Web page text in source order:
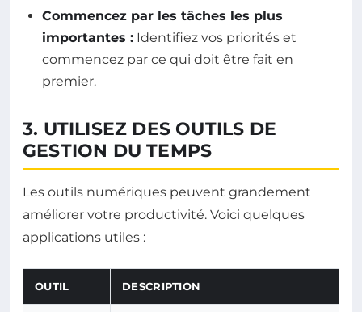
Commencez par les tâches les plus
importantes : Identifiez vos priorités et
commencez par ce qui doit être fait en
premier.
3. UTILISEZ DES OUTILS DE
GESTION DU TEMPS
Les outils numériques peuvent grandement
améliorer votre productivité. Voici quelques
applications utiles :
OUTIL DESCRIPTION